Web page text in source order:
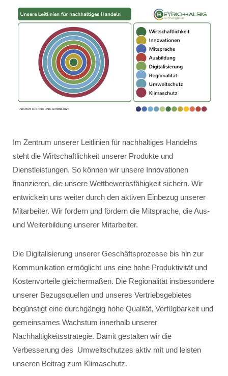
Im Zentrum unserer Leitlinien für nachhaltiges Handelns
steht die Wirtschaftlichkeit unserer Produkte und
Dienstleistungen. So können wir unsere Innovationen
finanzieren, die unsere Wettbewerbsfähigkeit sichern. Wir
entwickeln uns weiter durch den aktiven Einbezug unserer
Mitarbeiter. Wir fordern und fördern die Mitsprache, die Aus-
und Weiterbildung unserer Mitarbeiter.
Die Digitalisierung unserer Geschäftsprozesse bis hin zur
Kommunikation ermöglicht uns eine hohe Produktivität und
Kostenvorteile gleichermaßen. Die Regionalität insbesondere
unserer Bezugsquellen und unseres Vertriebsgebietes
begünstigt eine durchgängig hohe Qualität, Verfügbarkeit und
gemeinsames Wachstum innerhalb unserer
Nachhaltigkeitsstrategie. Damit gestalten wir die
Verbesserung des Umweltschutzes aktiv mit und leisten
unseren Beitrag zum Klimaschutz.